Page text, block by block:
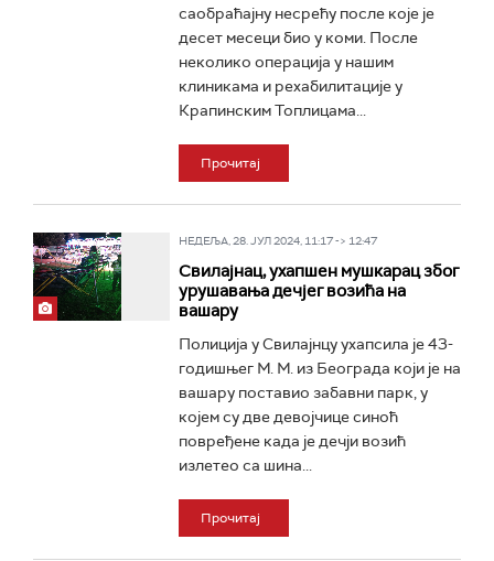
саобраћајну несрећу после које је
десет месеци био у коми. После
неколико операција у нашим
клиникама и рехабилитације у
Крапинским Топлицама...
Прочитај
НЕДЕЉА, 28. ЈУЛ 2024, 11:17 -> 12:47
Свилајнац, ухапшен мушкарац због
урушавања дечјег возића на
вашару
Полиција у Свилајнцу ухапсила је 43-
годишњег М. М. из Београда који је на
вашару поставио забавни парк, у
којем су две девојчице синоћ
повређене када је дечји возић
излетео са шина...
Прочитај